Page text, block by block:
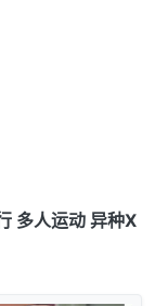
多人运动 异种X